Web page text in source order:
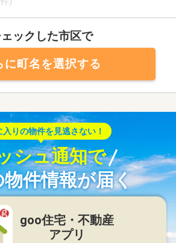
ックした市区で
に町名を選択する
入りの物件を見逃さない！
シュ通知で
件情報が届く
goo住宅・不動産
アプリ